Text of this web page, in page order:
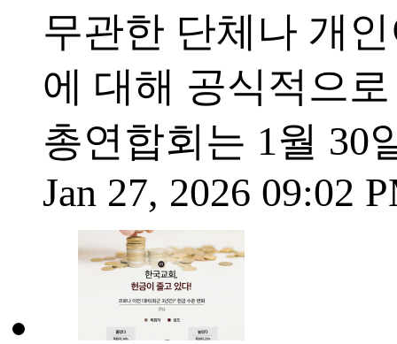
무관한 단체나 개
에 대해 공식적으
총연합회는 1월 30
Jan 27, 2026 09:02